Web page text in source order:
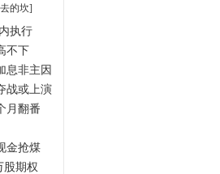
的坎]
执行
不下
息非主因
战或上演
月翻番
金抢煤
股期权